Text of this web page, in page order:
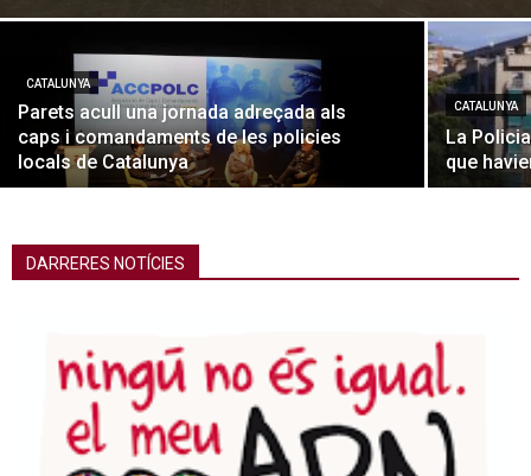
CATALUNYA
Parets acull una jornada adreçada als
caps i comandaments de les policies
locals de Catalunya
CATALUNYA
La
que
DARRERES NOTÍCIES